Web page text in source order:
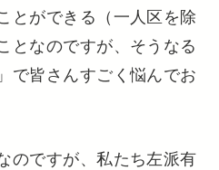
とができる（一人区を除
となのですが、そうなる
で皆さんすごく悩んでお
のですが、私たち左派有